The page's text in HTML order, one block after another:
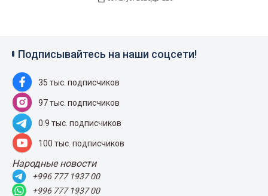
Подписывайтесь на наши соцсети!
35 тыс. подписчиков
97 тыс. подписчиков
0.9 тыс. подписчиков
100 тыс. подписчиков
Народные новости
+996 777 1937 00
+996 777 1937 00